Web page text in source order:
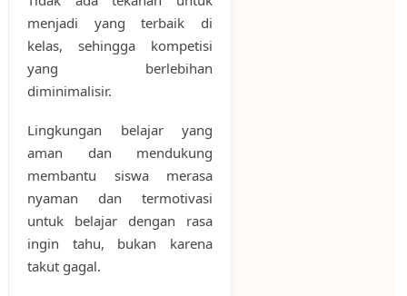
menjadi yang terbaik di
kelas, sehingga kompetisi
yang berlebihan
diminimalisir.
Lingkungan belajar yang
aman dan mendukung
membantu siswa merasa
nyaman dan termotivasi
untuk belajar dengan rasa
ingin tahu, bukan karena
takut gagal.